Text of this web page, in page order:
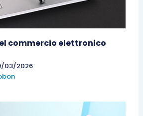
commercio elettronico
03/2026